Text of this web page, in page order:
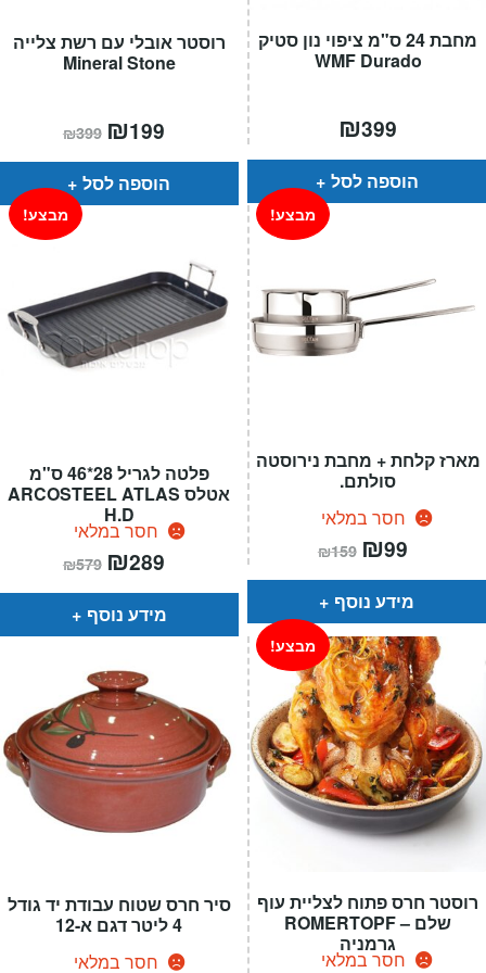
רוסטר אובלי עם רשת צלייה
Mineral Stone
₪399 המחיר
המקורי
היה:
₪399.
₪199
הוא:
הוספה לסל
מחבת 24 ס"מ ציפוי נון סטיק
WMF Durado
₪399
הוספה לסל
פלטה לגריל 28*46 ס"מ
אטלס ARCOSTEEL ATLAS
H.D
חסר במלאי
מבצע!
₪579 המחיר
המקורי
היה:
₪579.
₪289
הוא:
מידע נוסף
מארז קלחת + מחבת נירוסטה
סולתם.
חסר במלאי
מבצע!
₪159 המחיר
המקורי
היה:
₪159.
₪99
הוא:
מידע נוסף
סיר חרס שטוח עבודת יד גודל
4 ליטר דגם א-12
חסר במלאי
רוסטר חרס פתוח לצליית עוף
שלם – ROMERTOPF
גרמניה
חסר במלאי
מבצע!